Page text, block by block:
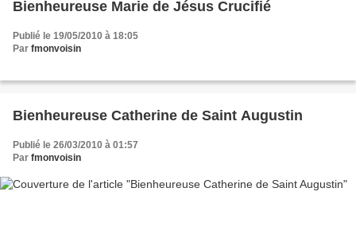
Bienheureuse Marie de Jésus Crucifié
Publié le 19/05/2010 à 18:05
Par fmonvoisin
Bienheureuse Catherine de Saint Augustin
Publié le 26/03/2010 à 01:57
Par fmonvoisin